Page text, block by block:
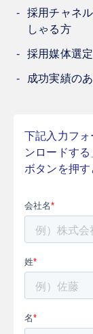
採用チャネ
しゃる方
採用媒体選
成功実績の
下記入力フ
ンロードする
ボタンを押す